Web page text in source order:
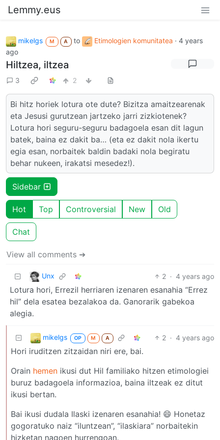
Lemmy.eus
mikelgs M A to Etimologien komunitatea ·4 years
ago
Hiltzea, iltzea
3 2
Bi hitz horiek lotura ote dute? Bizitza amaitzearenak
eta Jesusi gurutzean jartzeko jarri zizkiotenek?
Lotura hori seguru-seguru badagoela esan dit lagun
batek, baina ez dakit ba… (eta ez dakit nola ikertu
egia esan, norbaitek baldin badaki nola begiratu
behar nukeen, irakatsi mesedez!).
Sidebar
Hot Top Controversial New Old
Chat
View all comments ➔
Unx 2 · 4 years ago
Lotura hori, Errezil herriaren izenaren esanahia “Errez
hil” dela esatea bezalakoa da. Ganorarik gabekoa
alegia.
mikelgs OP M A 2 · 4 years ago
Hori iruditzen zitzaidan niri ere, bai.
Orain hemen ikusi dut Hil familiako hitzen etimologiei
buruz badagoela informazioa, baina iltzeak ez ditut
ikusi bertan.
Bai ikusi dudala Ilaski izenaren esanahia! 😄 Honetaz
gogoratuko naiz “iluntzean”, “ilaskiara” norbaitekin
hizketan nagoen hurrengoan.